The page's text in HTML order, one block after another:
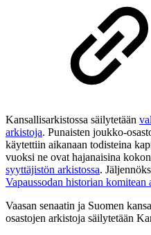
Kansallisarkistossa säilytetään
arkistoja. Punaisten joukko-
käytettiin aikanaan todisteina
vuoksi ne ovat hajanaisina
syyttäjistön arkistossa.
Vapaussodan historian komitean
Vaasan senaatin ja Suomen
osastojen arkistoja säilytetään